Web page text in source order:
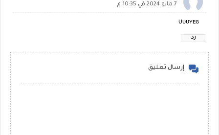
7 مايو 2024 في 10:35 م
Uᴜᴜʏᴇɢ
رد
إرسال تعليق